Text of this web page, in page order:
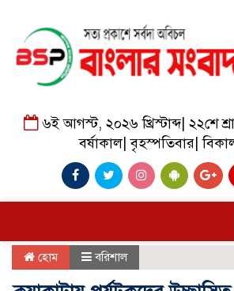
৬ই আগস্ট, ২০২৬ খ্রিস্টাব্দ| ২২শে
বর্ষাকাল|বৃহস্পতিবার|
হোম বরিশাল